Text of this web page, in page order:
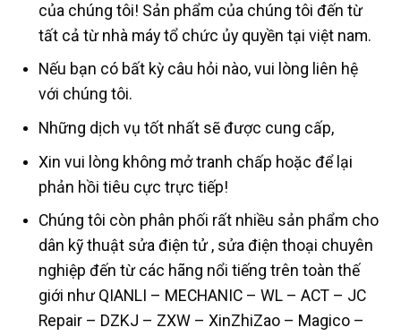
của chúng tôi! Sản phẩm của chúng tôi đến từ
tất cả từ nhà máy tổ chức ủy quyền tại việt nam.
Nếu bạn có bất kỳ câu hỏi nào, vui lòng liên hệ
với chúng tôi.
Những dịch vụ tốt nhất sẽ được cung cấp,
Xin vui lòng không mở tranh chấp hoặc để lại
phản hồi tiêu cực trực tiếp!
Chúng tôi còn phân phối rất nhiều sản phẩm cho
dân kỹ thuật sửa điện tử , sửa điện thoại chuyên
nghiệp đến từ các hãng nổi tiếng trên toàn thế
giới như QIANLI – MECHANIC – WL – ACT – JC
Repair – DZKJ – ZXW – XinZhiZao – Magico –